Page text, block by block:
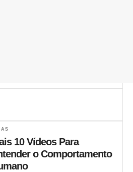
10 Vídeos Para
o Comportamento